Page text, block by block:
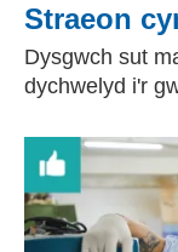
Straeon
Dysgwch sut
dychwelyd i'r